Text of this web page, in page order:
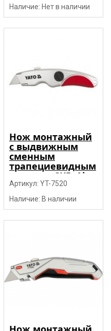
Наличие: Нет в наличии
Нож монтажный
с выдвижным
сменным
трапециевидным
лезвием SK5, Al,
TPR, 3 лезвия
"Yato"
Артикул: YT-7520
Наличие: В наличии